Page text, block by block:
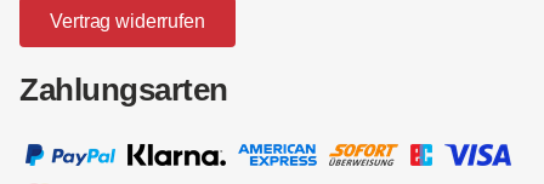
Vertrag widerrufen
Zahlungsarten